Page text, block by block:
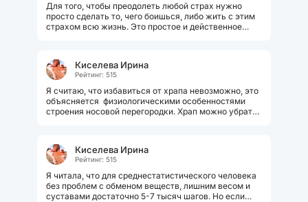
Для того, чтобы преодолеть любой страх нужно
просто сделать то, чего боишься, либо жить с этим
страхом всю жизнь. Это простое и действенное
Киселева Ирина
Рейтинг: 515
Я считаю, что избавиться от храпа невозможно, это
объясняется физиологическими особенностями
строения носовой перегородки. Храп можно убрать,
Киселева Ирина
Рейтинг: 515
Я читала, что для среднестатистического человека
без проблем с обменом веществ, лишним весом и
суставами достаточно 5-7 тысяч шагов. Но если